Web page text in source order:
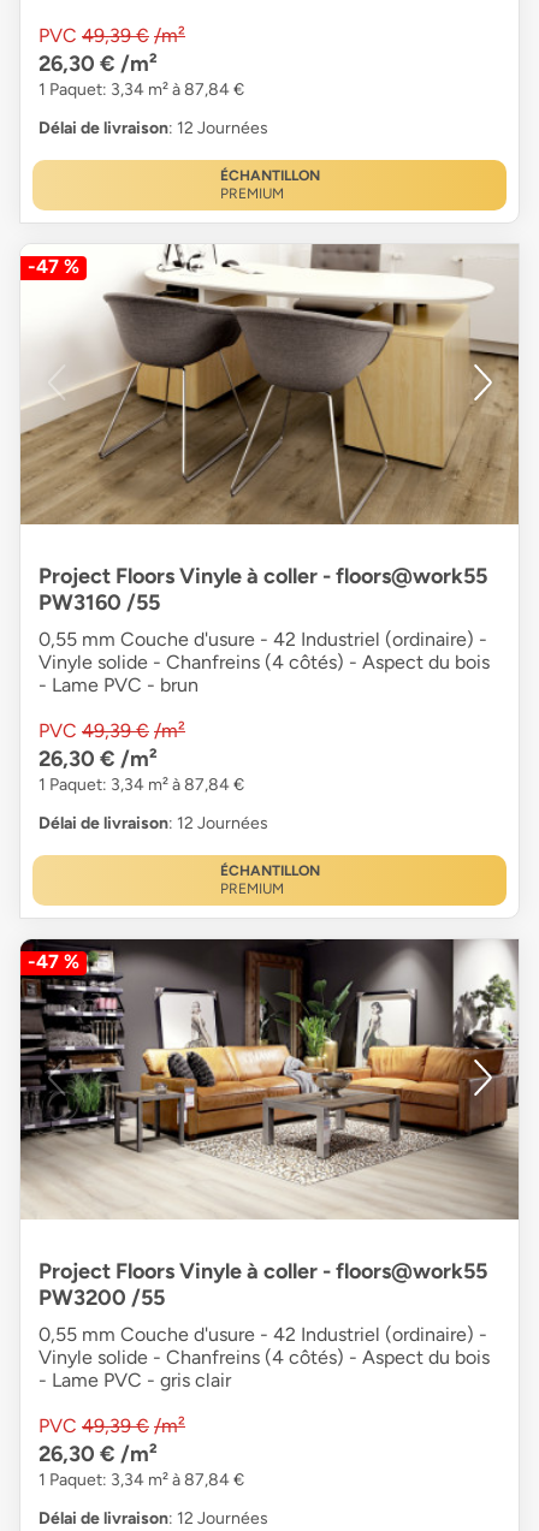
PVC 49,39 € /m²
26,30 € /m²
1 Paquet: 3,34 m² à 87,84 €
Délai de livraison: 12 Journées
ÉCHANTILLON
PREMIUM
-47 %
Project Floors Vinyle à coller - floors@work55
PW3160 /55
0,55 mm Couche d'usure - 42 Industriel (ordinaire) -
Vinyle solide - Chanfreins (4 côtés) - Aspect du bois
- Lame PVC - brun
PVC 49,39 € /m²
26,30 € /m²
1 Paquet: 3,34 m² à 87,84 €
Délai de livraison: 12 Journées
ÉCHANTILLON
PREMIUM
-47 %
Project Floors Vinyle à coller - floors@work55
PW3200 /55
0,55 mm Couche d'usure - 42 Industriel (ordinaire) -
Vinyle solide - Chanfreins (4 côtés) - Aspect du bois
- Lame PVC - gris clair
PVC 49,39 € /m²
26,30 € /m²
1 Paquet: 3,34 m² à 87,84 €
Délai de livraison: 12 Journées